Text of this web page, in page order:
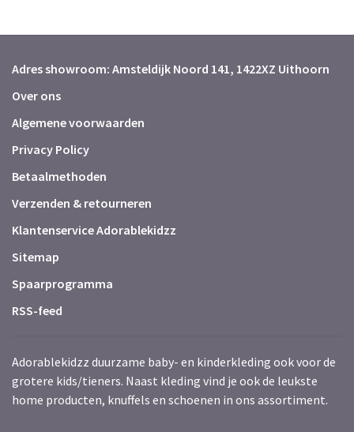
Adres showroom: Amsteldijk Noord 141, 1422XZ Uithoorn
Over ons
Algemene voorwaarden
Privacy Policy
Betaalmethoden
Verzenden & retourneren
Klantenservice Adorablekidzz
Sitemap
Spaarprogramma
RSS-feed
Adorablekidzz duurzame baby- en kinderkleding ook voor de
grotere kids/tieners. Naast kleding vind je ook de leukste
home producten, knuffels en schoenen in ons assortiment.